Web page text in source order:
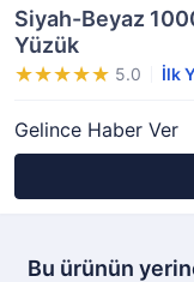
Siyah-Beyaz
Yüzük
5.0 İlk
Gelince Haber Ver
Bu ürünün